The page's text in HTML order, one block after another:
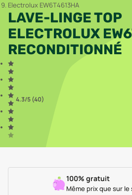
Electrolux EW6T4613HA
LAVE-LINGE TOP
ELECTROLUX
RECONDITIONNÉ
4.3/5 (40)
100% gratuit
Même prix que sur